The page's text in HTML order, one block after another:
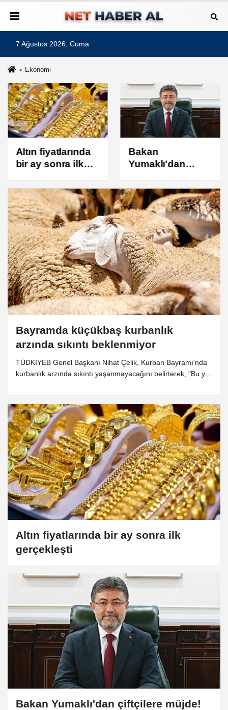
7 Ağustos 2026, Cuma
Ekonomi
Altın fiyatlarında
bir ay sonra ilk
Bakan
Yumaklı'dan
Bayramda küçükbaş kurbanlık
arzında sıkıntı beklenmiyor
TÜDKİYEB Genel Başkanı Nihat Çelik, Kurban Bayramı'nda
kurbanlık arzında sıkıntı yaşanmayacağını belirterek, "Bu yıl
yetiştiricilerimiz tarafından satışa sunulacak." dedi.
Altın fiyatlarında bir ay sonra ilk
gerçekleşti
Bakan Yumaklı'dan çiftçilere müjde!